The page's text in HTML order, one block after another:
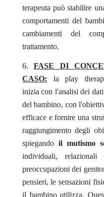
terapeuta può stabilire
comportamenti del
cambiamenti del
trattamento.
FASE DI
CASO: la play
inizia con l'analisi dei
del bambino, con
efficace e fornire una
raggiungimento degli
spiegando il mutismo
individuali,
preoccupazioni dei
pensieri, le sensazioni
il bambino utilizza.